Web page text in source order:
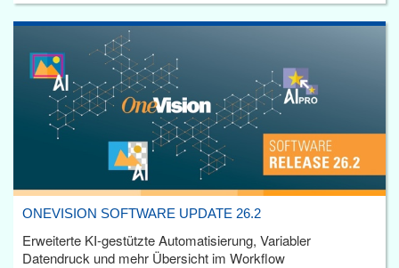
ONEVISION SOFTWARE UPDATE 26.2
Erweiterte KI-gestützte Automatisierung, Variabler
Datendruck und mehr Übersicht im Workflow